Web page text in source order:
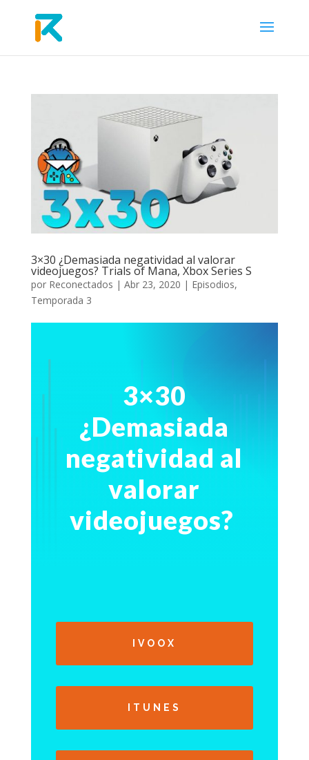
3×30 ¿Demasiada negatividad al valorar
videojuegos? Trials of Mana, Xbox Series S
por Reconectados | Abr 23, 2020 | Episodios,
Temporada 3
3×30
¿Demasiada
negatividad al
valorar
videojuegos?
IVOOX
ITUNES